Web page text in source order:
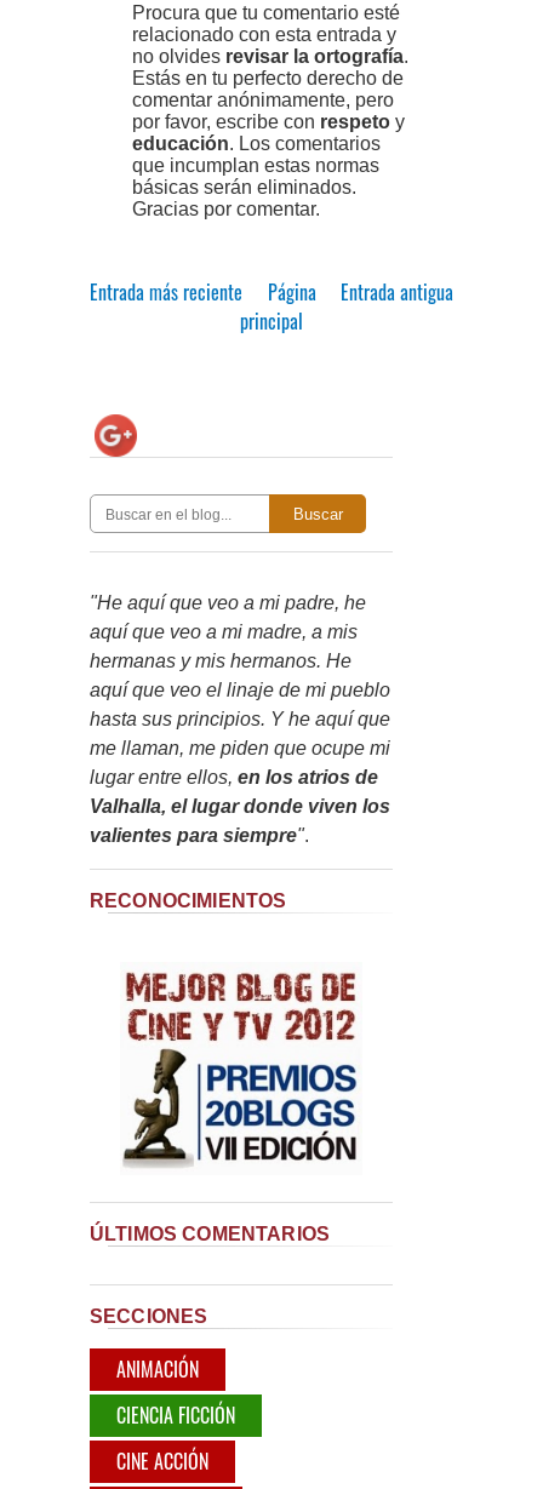
Procura que tu comentario esté
relacionado con esta entrada y
no olvides revisar la ortografía.
Estás en tu perfecto derecho de
comentar anónimamente, pero
por favor, escribe con respeto y
educación. Los comentarios
que incumplan estas normas
básicas serán eliminados.
Gracias por comentar.
Entrada más reciente Entrada antigua
Página
principal
Buscar
"He aquí que veo a mi padre, he
aquí que veo a mi madre, a mis
hermanas y mis hermanos. He
aquí que veo el linaje de mi pueblo
hasta sus principios. Y he aquí que
me llaman, me piden que ocupe mi
lugar entre ellos, en los atrios de
Valhalla, el lugar donde viven los
valientes para siempre".
RECONOCIMIENTOS
ÚLTIMOS COMENTARIOS
SECCIONES
ANIMACIÓN
CIENCIA FICCIÓN
CINE ACCIÓN